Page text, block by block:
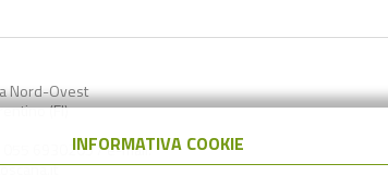
Nord-Ovest
(FI)
055 6930205 / e-mail:
INFORMATIVA COOKIE